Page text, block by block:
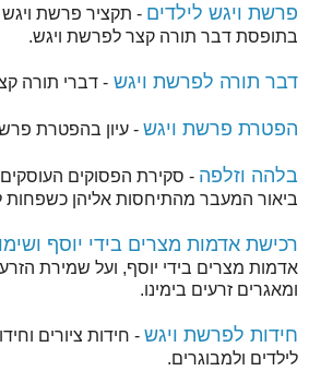
פרשת ויגש לילדים - תקציר פרשת ויגש
בתופסת דבר תורה קצר לפרשת ויגש.
דבר תורה לפרשת ויגש - דברי תורה
הפטרת פרשת ויגש - עיון בהפטרת
בלהה וזלפה - סקירת הפסוקים
ביאור המעבר מהתיחסות אליהן
רכישת אדמות מצרים בידי יוסף
אדמות מצרים בידי יוסף, ועל שמירת
ומאגרים זרעים בימינו.
חידות לפרשת ויגש - חידות ציורים
לילדים ולמבוגרים.